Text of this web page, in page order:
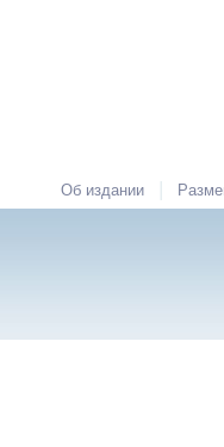
Об издании |